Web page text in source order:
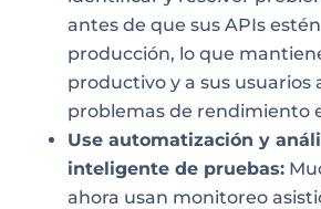
antes de que sus APIs
producción, lo que
productivo y a sus usuarios
problemas de rendimiento
Use automatización y
inteligente de pruebas:
ahora usan monitoreo